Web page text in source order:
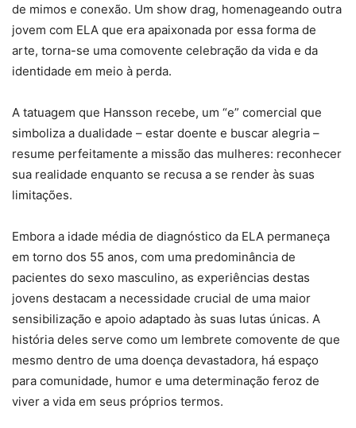
de mimos e conexão. Um show drag, homenageando outra
jovem com ELA que era apaixonada por essa forma de
arte, torna-se uma comovente celebração da vida e da
identidade em meio à perda.
A tatuagem que Hansson recebe, um “e” comercial que
simboliza a dualidade – estar doente e buscar alegria –
resume perfeitamente a missão das mulheres: reconhecer
sua realidade enquanto se recusa a se render às suas
limitações.
Embora a idade média de diagnóstico da ELA permaneça
em torno dos 55 anos, com uma predominância de
pacientes do sexo masculino, as experiências destas
jovens destacam a necessidade crucial de uma maior
sensibilização e apoio adaptado às suas lutas únicas. A
história deles serve como um lembrete comovente de que
mesmo dentro de uma doença devastadora, há espaço
para comunidade, humor e uma determinação feroz de
viver a vida em seus próprios termos.